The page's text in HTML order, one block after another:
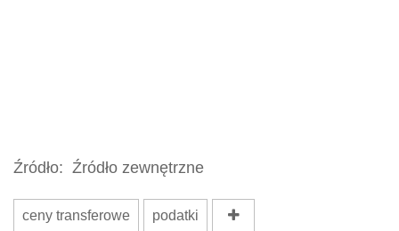
Źródło: Źródło zewnętrzne
ceny transferowe podatki